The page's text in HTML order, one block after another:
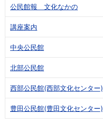
公民館報 文化なかの
講座案内
中央公民館
北部公民館
西部公民館(西部文化センター)
豊田公民館(豊田文化センター)